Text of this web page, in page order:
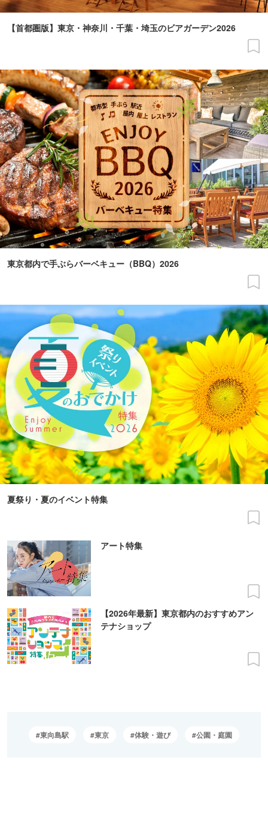
【首都圏版】東京・神奈川・千葉・埼玉のビアガーデン2026
東京都内で手ぶらバーベキュー（BBQ）2026
夏祭り・夏のイベント特集
アート特集
【2026年最新】東京都内のおすすめアン
テナショップ
東向島駅 東京 体験・遊び 公園・庭園